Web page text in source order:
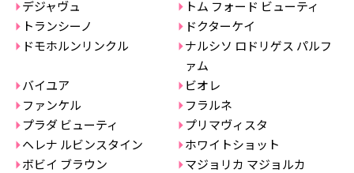
デジャヴュ
トム フォード ビューティ
トランシーノ
ドクターケイ
ドモホルンリンクル
ナルシソ ロドリゲス パルフ
ァム
バイユア
ビオレ
ファンケル
フラルネ
プラダ ビューティ
プリマヴィスタ
ヘレナ ルビンスタイン
ホワイトショット
ボビイ ブラウン
マジョリカ マジョルカ